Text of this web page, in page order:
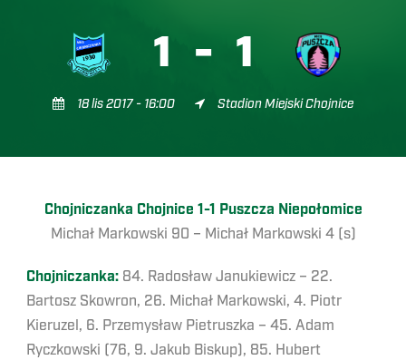
1 - 1
18 lis 2017 - 16:00 Stadion Miejski Chojnice
Chojniczanka Chojnice 1-1 Puszcza Niepołomice
Michał Markowski 90 – Michał Markowski 4 (s)
Chojniczanka: 84. Radosław Janukiewicz – 22.
Bartosz Skowron, 26. Michał Markowski, 4. Piotr
Kieruzel, 6. Przemysław Pietruszka – 45. Adam
Ryczkowski (76, 9. Jakub Biskup), 85. Hubert